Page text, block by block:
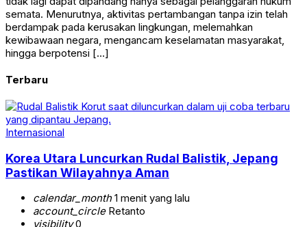
semata. Menurutnya, aktivitas pertambangan tanpa izin telah
berdampak pada kerusakan lingkungan, melemahkan
kewibawaan negara, mengancam keselamatan masyarakat,
hingga berpotensi […]
Terbaru
Internasional
Korea Utara Luncurkan Rudal Balistik, Jepang
Pastikan Wilayahnya Aman
calendar_month1 menit yang lalu
account_circleRetanto
visibility0